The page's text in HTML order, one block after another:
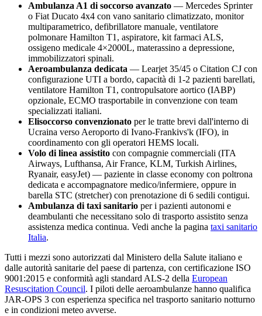
Ambulanza A1 di soccorso avanzato — Mercedes Sprinter
o Fiat Ducato 4x4 con vano sanitario climatizzato, monitor
multiparametrico, defibrillatore manuale, ventilatore
polmonare Hamilton T1, aspiratore, kit farmaci ALS,
ossigeno medicale 4×2000L, materassino a depressione,
immobilizzatori spinali.
Aeroambulanza dedicata — Learjet 35/45 o Citation CJ con
configurazione UTI a bordo, capacità di 1-2 pazienti barellati,
ventilatore Hamilton T1, contropulsatore aortico (IABP)
opzionale, ECMO trasportabile in convenzione con team
specializzati italiani.
Elisoccorso convenzionato per le tratte brevi dall'interno di
Ucraina versoAeroporto di Ivano-Frankivs'k (IFO), in
coordinamento con gli operatori HEMS locali.
Volo di linea assistito con compagnie commerciali (ITA
Airways, Lufthansa, Air France, KLM, Turkish Airlines,
Ryanair, easyJet) — paziente in classe economy con poltrona
dedicata e accompagnatore medico/infermiere, oppure in
barella STC (stretcher) con prenotazione di 6 sedili contigui.
Ambulanza di taxi sanitario per i pazienti autonomi e
deambulanti che necessitano solo di trasporto assistito senza
assistenza medica continua. Vedi anche la pagina taxi sanitario
Italia.
Tutti i mezzi sono autorizzati dal Ministero della Salute italiano e
dalle autorità sanitarie del paese di partenza, con certificazione ISO
9001:2015 e conformità agli standard ALS-2 della European
Resuscitation Council. I piloti delle aeroambulanze hanno qualifica
JAR-OPS 3 con esperienza specifica nel trasporto sanitario notturno
e in condizioni meteo avverse.